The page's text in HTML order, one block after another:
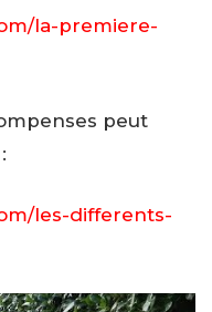
la-premiere-
peut
les-differents-